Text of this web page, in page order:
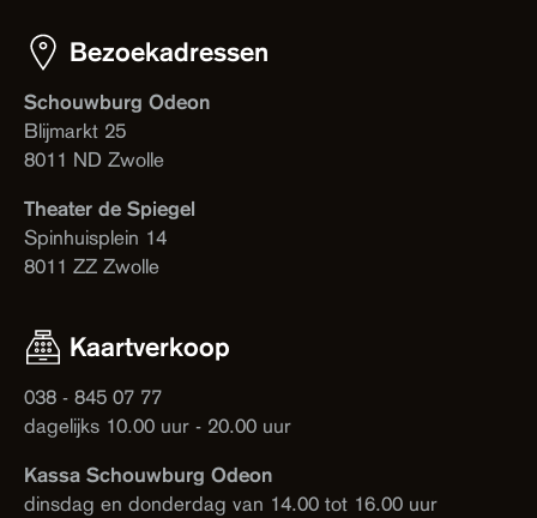
Bezoekadressen
Schouwburg Odeon
Blijmarkt 25
8011 ND Zwolle
Theater de Spiegel
Spinhuisplein 14
8011 ZZ Zwolle
Kaartverkoop
038 - 845 07 77
dagelijks 10.00 uur - 20.00 uur
Kassa Schouwburg Odeon
dinsdag en donderdag van 14.00 tot 16.00 uur